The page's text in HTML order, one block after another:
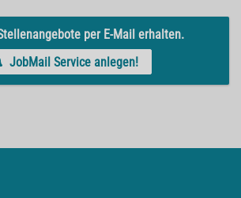
per E-Mail erhalten.
JobMail Service anlegen!